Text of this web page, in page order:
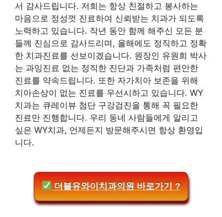
서 감사드립니다. 저희는 항상 친절하고 봉사하는
마음으로 정성껏 진료하여 신뢰받는 치과가 되도록
노력하고 있습니다. 작년 동안 함께 해주신 모든 분
들께 진심으로 감사드리며, 올해에도 정직하고 정확
한 치과진료를 선보이겠습니다. 원장인 유원희 박사
는 과잉진료 없는 정직한 진단과 가족처럼 편안한
진료를 약속드립니다. 또한 자가치아 보존을 위해
치아손상이 없는 진료를 우선시하고 있습니다. WY
치과는 큐레이뷰 첨단 구강검진을 통해 꼭 필요한
진료만 진행합니다. 우리 동네 사람들에게 알리고
싶은 WY치과, 언제든지 방문해주시면 항상 환영입
니다.
더블유와이치과의원 바로가기 ?